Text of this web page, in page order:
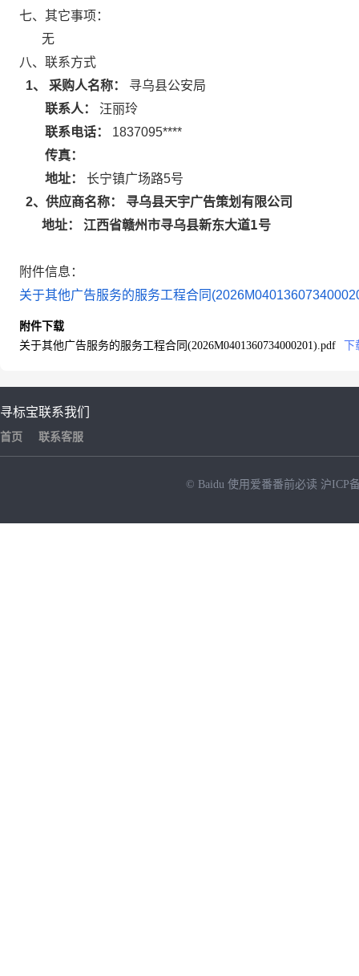
七、其它事项：
无
八、联系方式
1、 采购人名称：
寻乌县公安局
联系人：
汪丽玲
联系电话：
1837095****
传真：
地址：
长宁镇广场路5号
2、供应商名称： 寻乌县天宇广告策划有限公司
地址： 江西省赣州市寻乌县新东大道1号
附件信息：
关于其他广告服务的服务工程合同
附件下载
关于其他广告服务的服务工程合同(2026M0401360734000201).pdf
寻标宝
首页
联系我们
联系客服
© Baidu 使用爱番番前必读 沪ICP